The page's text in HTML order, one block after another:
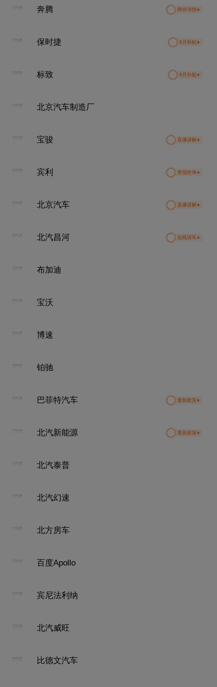
奔腾 降价详情
保时捷 8月补贴
标致 8月补贴
北京汽车制造厂
宝骏 直播讲解
宾利 查报价单
北京汽车 直播讲解
北汽昌河 在线讲车
布加迪
宝沃
博速
铂驰
巴菲特汽车 最新政策
北汽新能源 最新政策
北汽泰普
北汽幻速
北方房车
百度Apollo
宾尼法利纳
北汽威旺
比德文汽车